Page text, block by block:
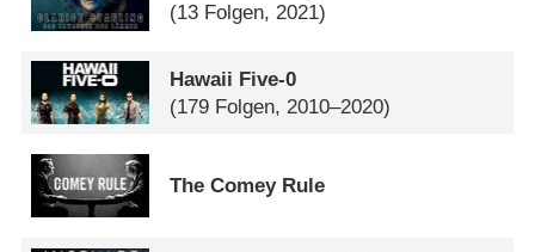
(13 Folgen, 2021)
Hawaii Five-0
(179 Folgen, 2010–2020)
The Comey Rule